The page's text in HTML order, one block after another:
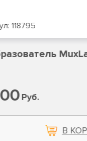
MuxLab
В КОРЗИНУ